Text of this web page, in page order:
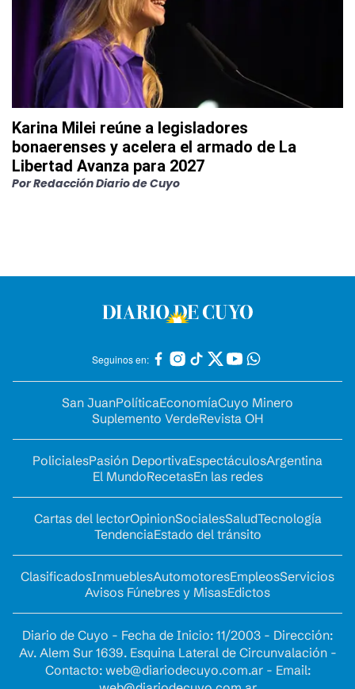
Karina Milei reúne a legisladores
bonaerenses y acelera el armado de La
Libertad Avanza para 2027
PorRedacción Diario de Cuyo
Seguinos en:
San JuanPolíticaEconomíaCuyo Minero
Suplemento VerdeRevista OH
PolicialesPasión DeportivaEspectáculosArgentina
El MundoRecetasEn las redes
Cartas del lectorOpinionSocialesSaludTecnología
TendenciaEstado del tránsito
ClasificadosInmueblesAutomotoresEmpleosServicios
Avisos Fúnebres y MisasEdictos
Diario de Cuyo - Fecha de Inicio: 11/2003 - Dirección:
Av. Alem Sur 1639. Esquina Lateral de Circunvalación -
Contacto: web@diariodecuyo.com.ar- Email: